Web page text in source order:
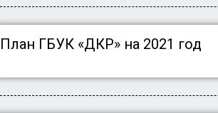
План ГБУК «ДКР» на 2021 год